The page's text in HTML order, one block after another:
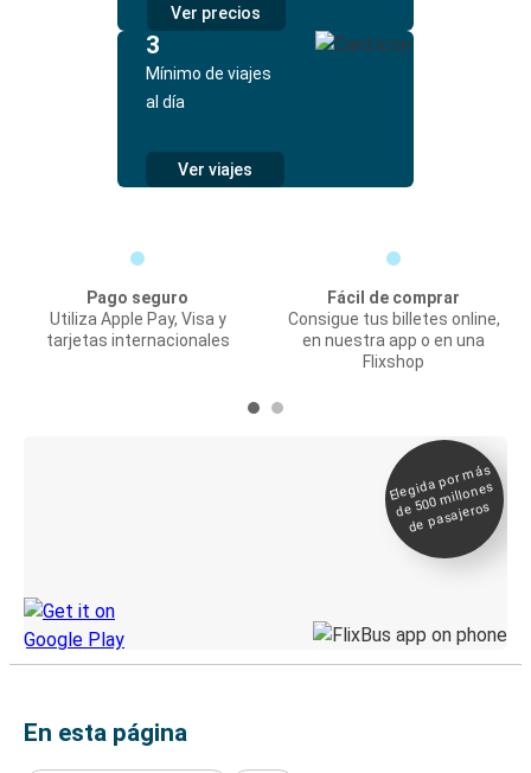
Ver precios
3
Mínimo de viajes
al día
Ver viajes
Pago seguro
Utiliza Apple Pay, Visa y
tarjetas internacionales
Fácil de comprar
Consigue tus billetes online,
en nuestra app o en una
Flixshop
Elegida por
más
de 500
millones
de pasajeros
En esta página